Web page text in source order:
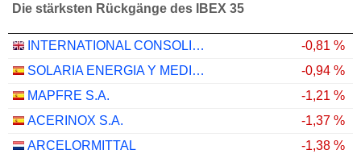
Die stärksten Rückgänge des IBEX 35
INTERNATIONAL CONSOLIDATED AIRLINES GROUP, S.A.
-0,81 %
SOLARIA ENERGIA Y MEDIO AMBIENTE, S.A.
-0,94 %
MAPFRE S.A.
-1,21 %
ACERINOX S.A.
-1,37 %
ARCELORMITTAL
-1,38 %